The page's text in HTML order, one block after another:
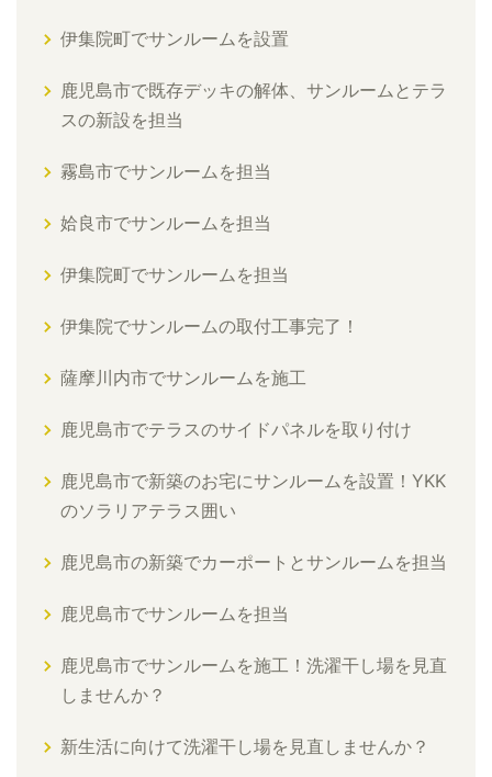
伊集院町でサンルームを設置
鹿児島市で既存デッキの解体、サンルームとテラ
スの新設を担当
霧島市でサンルームを担当
姶良市でサンルームを担当
伊集院町でサンルームを担当
伊集院でサンルームの取付工事完了！
薩摩川内市でサンルームを施工
鹿児島市でテラスのサイドパネルを取り付け
鹿児島市で新築のお宅にサンルームを設置！YKK
のソラリアテラス囲い
鹿児島市の新築でカーポートとサンルームを担当
鹿児島市でサンルームを担当
鹿児島市でサンルームを施工！洗濯干し場を見直
しませんか？
新生活に向けて洗濯干し場を見直しませんか？